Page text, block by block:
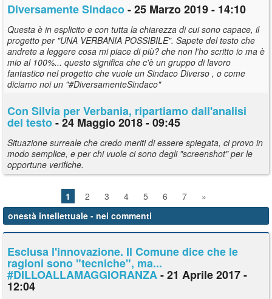
Diversamente Sindaco- 25 Marzo 2019 - 14:10
Questa è in esplicito e con tutta la chiarezza di cui sono capace, il
progetto per "UNA VERBANIA POSSIBILE". Sapete del testo che
andrete a leggere cosa mi piace di più? che non l'ho scritto io ma è
mio al 100%... questo significa che c'è un gruppo di lavoro
fantastico nel progetto che vuole un Sindaco Diverso , o come
diciamo noi un "#DiversamenteSindaco"
Con Silvia per Verbania, ripartiamo dall'analisi
del testo- 24 Maggio 2018 - 09:45
Situazione surreale che credo meriti di essere spiegata, ci provo in
modo semplice, e per chi vuole ci sono degli "screenshot" per le
opportune verifiche.
1 2 3 4 5 6 7
»
onestà intellettuale - nei commenti
Esclusa l'innovazione. Il Comune dice che le
ragioni sono "tecniche", ma...
#DILLOALLAMAGGIORANZA- 21 Aprile 2017 -
12:04